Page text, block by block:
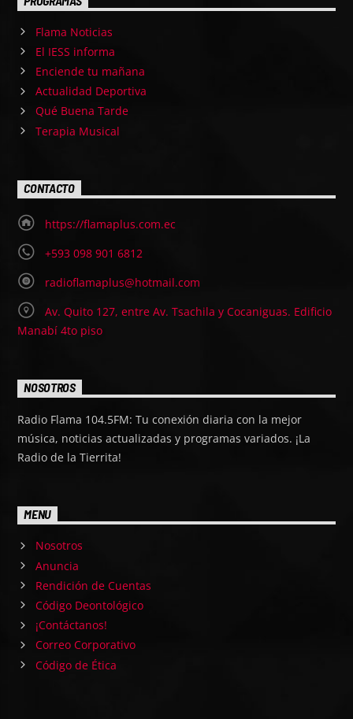
Flama Noticias
El IESS informa
Enciende tu mañana
Actualidad Deportiva
Qué Buena Tarde
Terapia Musical
CONTACTO
https://flamaplus.com.ec
+593 098 901 6812
radioflamaplus@hotmail.com
Av. Quito 127, entre Av. Tsachila y Cocaniguas. Edificio
Manabí 4to piso
NOSOTROS
Radio Flama 104.5FM: Tu conexión diaria con la mejor
música, noticias actualizadas y programas variados. ¡La
Radio de la Tierrita!
MENU
Nosotros
Anuncia
Rendición de Cuentas
Código Deontológico
¡Contáctanos!
Correo Corporativo
Código de Ética